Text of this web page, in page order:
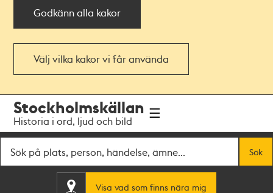
Godkänn alla kakor
Välj vilka kakor vi får använda
navigationen
huvudinnehållet
Stockholmskällan
Historia i ord, ljud och bild
Sök
Visa vad som finns nära mig